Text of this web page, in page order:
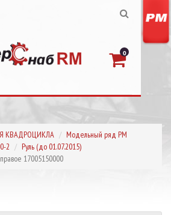
0
КВАДРОЦИКЛА
Модельный ряд РМ
2
Руль (до 01.07.2015)
17005150000